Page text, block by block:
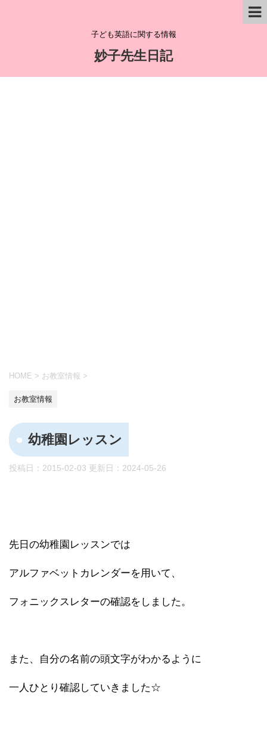
子ども英語に関する情報
妙子先生日記
HOME > お教室情報 >
お教室情報
幼稚園レッスン
投稿日：2015-02-03 更新日： 2024-05-26
先日の幼稚園レッスンでは
アルファベットカレンダーを用いて、
フォニックスレターの確認をしました。
また、自分の名前の頭文字がわかるように
一人ひとり確認していきました☆